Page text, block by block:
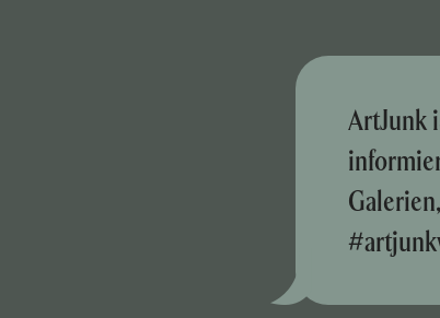
ArtJunk